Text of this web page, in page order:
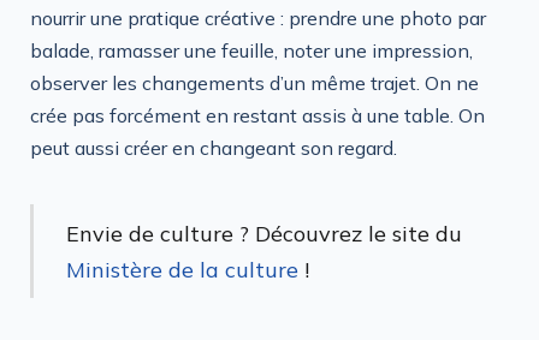
nourrir une pratique créative : prendre une photo par
balade, ramasser une feuille, noter une impression,
observer les changements d’un même trajet. On ne
crée pas forcément en restant assis à une table. On
peut aussi créer en changeant son regard.
Envie de culture ? Découvrez le site du
Ministère de la culture!